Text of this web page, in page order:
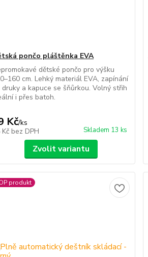
pončo pláštěnka EVA
dětské pončo pro výšku
cm. Lehký materiál EVA, zapínání
druky a kapuce se šňůrkou. Volný střih
i přes batoh.
Kč/ks
bez DPH Skladem 13 ks
Zvolit variantu
produkt